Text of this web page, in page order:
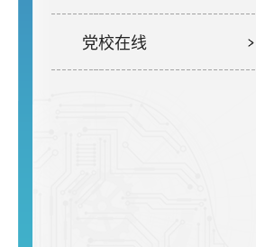
党校在线